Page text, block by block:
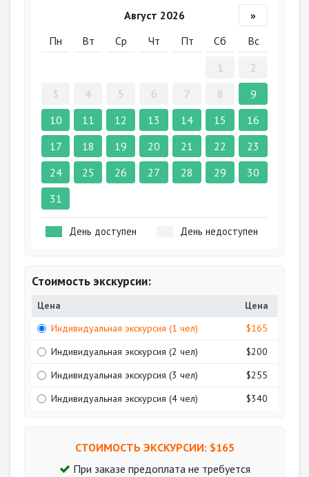
Август 2026
»
Пн
Вт Ср Чт Пт Сб
Вс
1
2
3
4 5 6 7 8
9
10
11 12 13 14 15
16
17
18 19 20 21 22
23
24
25 26 27 28 29
30
31
День доступен День недоступен
Стоимость экскурсии:
Цена
Цена
Индивидуальная экскурсия (1 чел)
$165
Индивидуальная экскурсия (2 чел)
$200
Индивидуальная экскурсия (3 чел)
$255
Индивидуальная экскурсия (4 чел)
$340
СТОИМОСТЬ ЭКСКУРСИИ: $165
При заказе предоплата не требуется